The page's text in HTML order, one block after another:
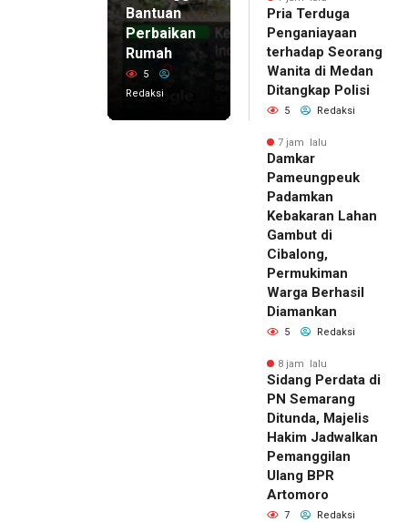
Bantuan
Perbaikan
Rumah
5
Redaksi
Pria Terduga
Penganiayaan
terhadap Seorang
Wanita di Medan
Ditangkap Polisi
5 Redaksi
7 jam lalu
Damkar
Pameungpeuk
Padamkan
Kebakaran Lahan
Gambut di
Cibalong,
Permukiman
Warga Berhasil
Diamankan
5 Redaksi
8 jam lalu
Sidang Perdata di
PN Semarang
Ditunda, Majelis
Hakim Jadwalkan
Pemanggilan
Ulang BPR
Artomoro
7 Redaksi